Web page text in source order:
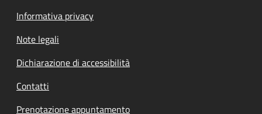
Informativa privacy
Note legali
Dichiarazione di accessibilità
Contatti
Prenotazione appuntamento